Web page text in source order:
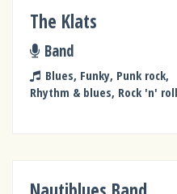
The Klats
Band
Blues, Funky, Punk rock,
Rhythm & blues, Rock 'n' roll